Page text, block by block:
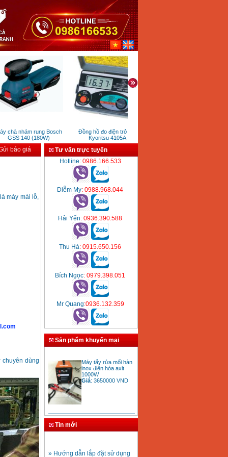
chà nhám rung Bosch
GSS 140 (180W)
Đồng hồ đo điện trở đất
Kyoritsu 4105A
báo giá
máy mài lỗ,
chuyên dùng
Tư vấn trực tuyến
Hotline: 0986.166.533
Diễm My: 0988.968.044
Hải Yến: 0936.390.588
Thu Hà: 0915.650.156
Bích Ngọc: 0979.398.051
Mr Quang:0936.132.359
Sản phẩm khuyến mại
inox điện hóa axit
1000W
Giá:3650000
Bảng giá mũi khoan
Tin mới
máy hàn ống nhựa HDPE